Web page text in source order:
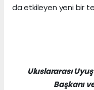
da etkileyen yeni bir
Uluslararası
Başkanı